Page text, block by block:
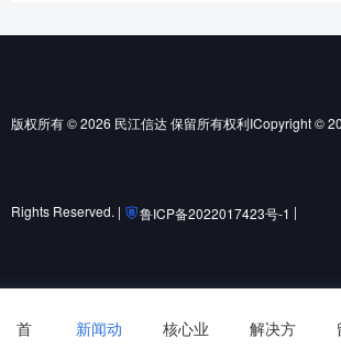
首 新闻动 核心业 解决方
版权所有 © 2026 民江信达 保留所有权利ICopyright ©
Rights Reserved. | 鲁ICP备2022017423号-1 |